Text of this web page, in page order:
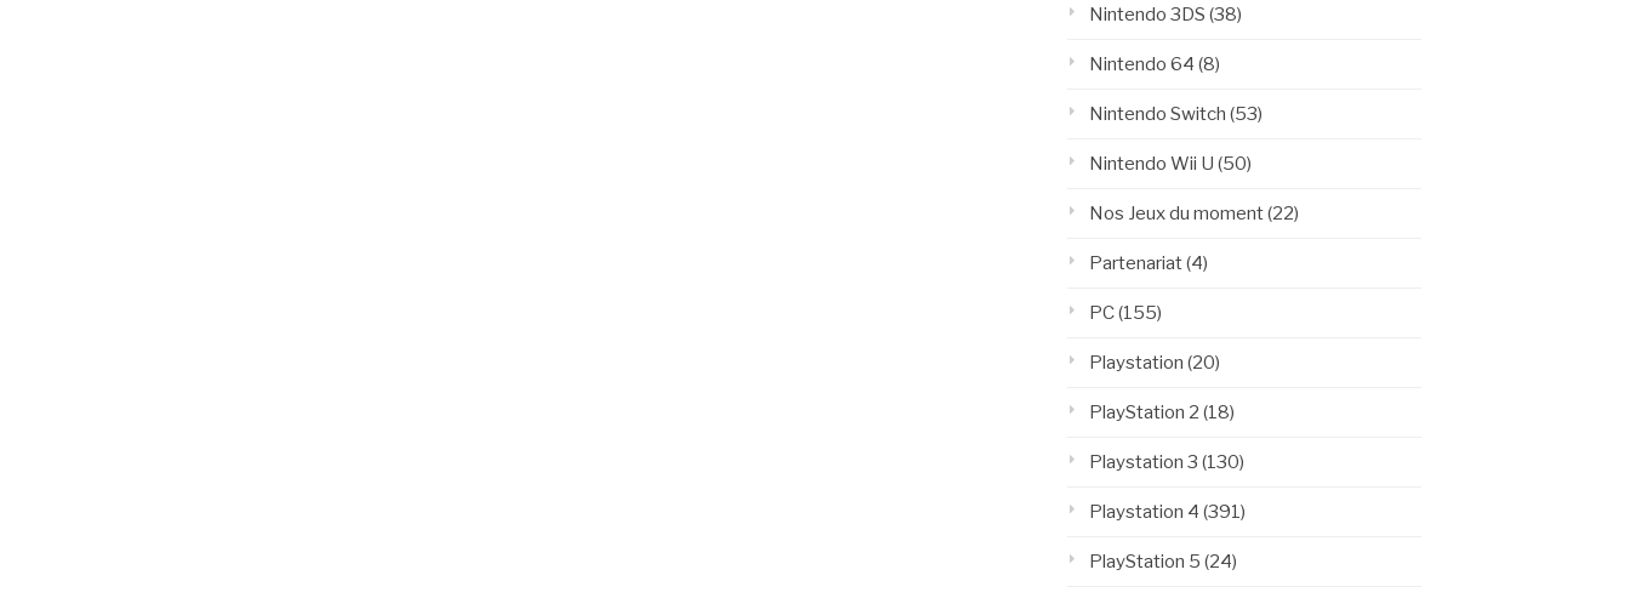
Nintendo 3DS (38)
Nintendo 64 (8)
Nintendo Switch (53)
Nintendo Wii U (50)
Nos Jeux du moment(22)
Partenariat(4)
PC(155)
Playstation (20)
PlayStation 2 (18)
Playstation 3 (130)
Playstation 4 (391)
PlayStation 5 (24)